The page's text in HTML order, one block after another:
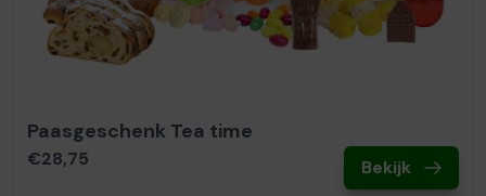
Paasgeschenk Tea time
€28,75 Bekijk